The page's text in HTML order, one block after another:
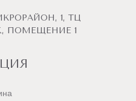
1, ТЦ
ПОМЕЩЕНИЕ 1